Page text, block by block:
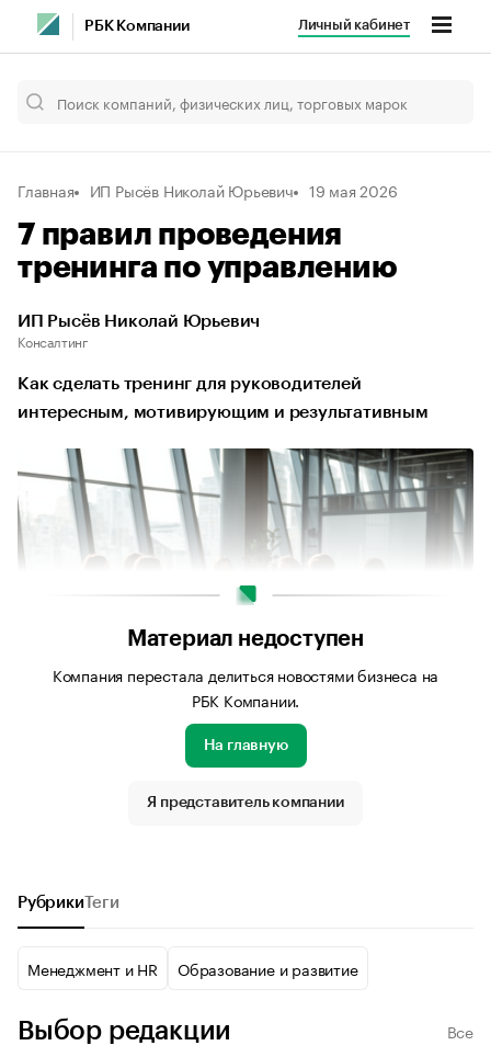
РБК Компании Личный кабинет
Главная ИП Рысёв Николай Юрьевич 19 мая 2026
7 правил проведения
тренинга по управлению
ИП Рысёв Николай Юрьевич
Консалтинг
Как сделать тренинг для руководителей
интересным, мотивирующим и результативным
Источник изображения: Сгенерировано нейросетью
Материал недоступен
Компания перестала делиться новостями бизнеса на
РБК Компании.
На главную
Я представитель компании
Рубрики Теги
Менеджмент и HR Образование и развитие
Выбор редакции
Все